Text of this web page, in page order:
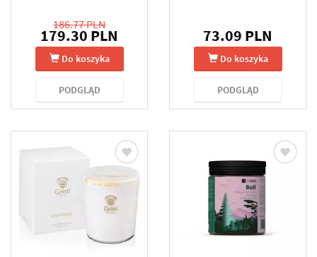
186.77 PLN
179.30 PLN
Do koszyka
PODGLĄD
73.09 PLN
Do koszyka
PODGLĄD